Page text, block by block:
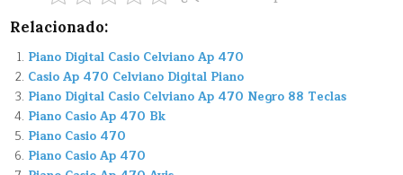
Relacionado:
Piano Digital Casio Celviano Ap 470
Casio Ap 470 Celviano Digital Piano
Piano Digital Casio Celviano Ap 470 Negro 88 Teclas
Piano Casio Ap 470 Bk
Piano Casio 470
Piano Casio Ap 470